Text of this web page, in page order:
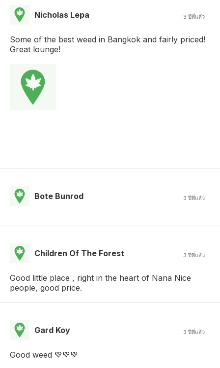
Nicholas Lepa 3 ปีที่แล้ว
Some of the best weed in Bangkok and fairly priced!
Great lounge!
Bote Bunrod 3 ปีที่แล้ว
Children Of The Forest 3 ปีที่แล้ว
Good little place , right in the heart of Nana Nice
people, good price.
Gard Koy 3 ปีที่แล้ว
Good weed 💚💚💚